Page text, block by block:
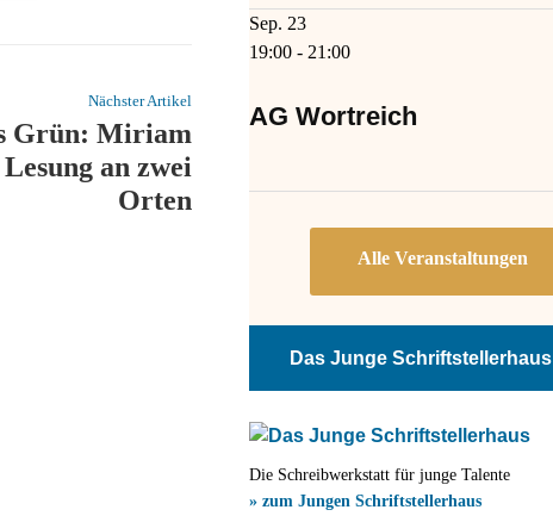
Nächster Artikel
Grün: Miriam
an zwei
Orten
Sep. 23
19:00 - 21:00
AG Wortreich
Das Junge Schriftstellerhaus
Die Schreibwerkstatt für junge Talente
» zum Jungen Schriftstellerhaus